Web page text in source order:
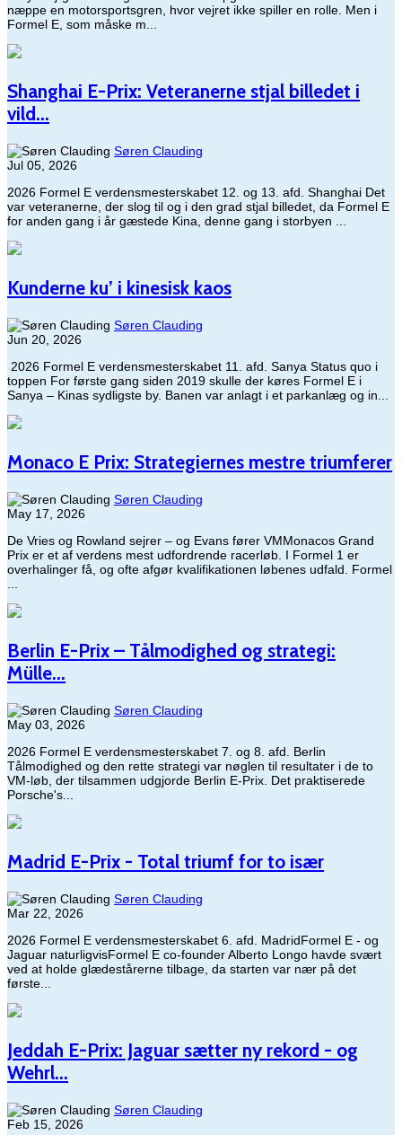
næppe en motorsportsgren, hvor vejret ikke spiller en rolle. Men i
Formel E, som måske m...
Shanghai E-Prix: Veteranerne stjal billedet i
vild...
Søren Clauding
Jul 05, 2026
2026 Formel E verdensmesterskabet 12. og 13. afd. Shanghai Det
var veteranerne, der slog til og i den grad stjal billedet, da Formel E
for anden gang i år gæstede Kina, denne gang i storbyen ...
Kunderne ku’ i kinesisk kaos
Søren Clauding
Jun 20, 2026
​ 2026 Formel E verdensmesterskabet 11. afd. Sanya Status quo i
toppen For første gang siden 2019 skulle der køres Formel E i
Sanya – Kinas sydligste by. Banen var anlagt i et parkanlæg og in...
Monaco E Prix: Strategiernes mestre triumferer
Søren Clauding
May 17, 2026
De Vries og Rowland sejrer – og Evans fører VMMonacos Grand
Prix er et af verdens mest udfordrende racerløb. I Formel 1 er
overhalinger få, og ofte afgør kvalifikationen løbenes udfald. Formel
Berlin E-Prix – Tålmodighed og strategi:
Mülle...
Søren Clauding
May 03, 2026
2026 Formel E verdensmesterskabet 7. og 8. afd. Berlin​
Tålmodighed og den rette strategi var nøglen til resultater i de to
VM-løb, der tilsammen udgjorde Berlin E-Prix. Det praktiserede
Porsche's...
Madrid E-Prix - Total triumf for to især
Søren Clauding
Mar 22, 2026
2026 Formel E verdensmesterskabet 6. afd. MadridFormel E - og
Jaguar naturligvisFormel E co-founder Alberto Longo havde svært
ved at holde glædestårerne tilbage, da starten var nær på det
første...
Jeddah E-Prix: Jaguar sætter ny rekord - og
Wehrl...
Søren Clauding
Feb 15, 2026